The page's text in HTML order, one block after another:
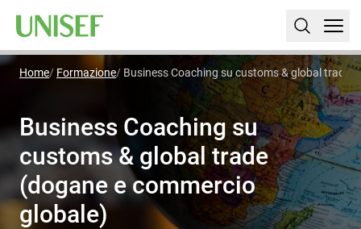
Home Formazione Business Coaching su customs & global trade
Business Coaching su
customs & global trade
(dogane e commercio
globale)